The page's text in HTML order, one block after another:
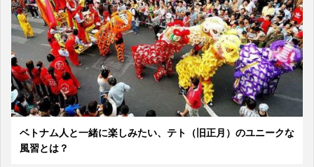
ベトナム人と一緒に楽しみたい、テト（旧正月）のユニークな
風習とは？